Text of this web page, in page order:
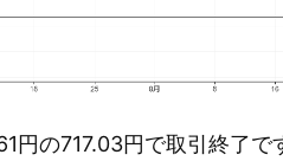
円の717.03円で取引終了で